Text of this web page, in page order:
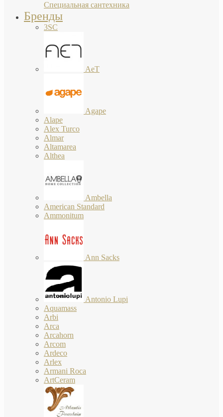
Специальная сантехника
Бренды
3SC
AeT
Agape
Alape
Alex Turco
Almar
Altamarea
Althea
Ambella
American Standard
Ammonitum
Ann Sacks
Antonio Lupi
Aquamass
Arbi
Arca
Arcahorn
Arcom
Ardeco
Arlex
Armani Roca
ArtCeram